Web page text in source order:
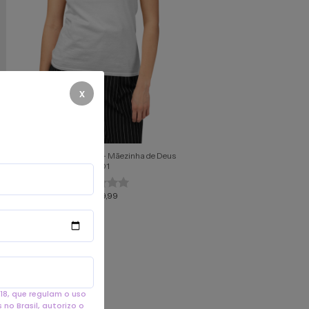
Camiseta Feminina - Mãezinha de Deus
#01
R$99,99
x
que regulam o uso
Brasil, autorizo o